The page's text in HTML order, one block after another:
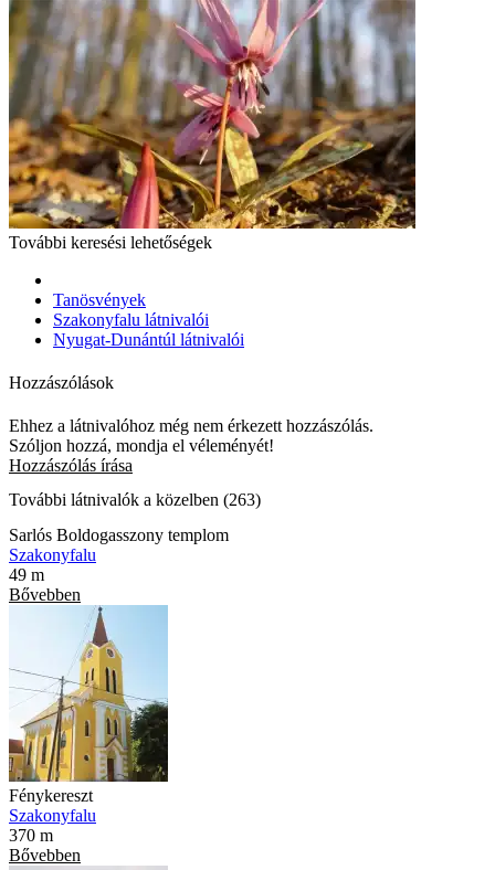
További keresési lehetőségek
Tanösvények
Szakonyfalu látnivalói
Nyugat-Dunántúl látnivalói
Hozzászólások
Ehhez a látnivalóhoz még nem érkezett hozzászólás.
Szóljon hozzá, mondja el véleményét!
Hozzászólás írása
További látnivalók a közelben (263)
Sarlós Boldogasszony templom
Szakonyfalu
49 m
Bővebben
Fénykereszt
Szakonyfalu
370 m
Bővebben